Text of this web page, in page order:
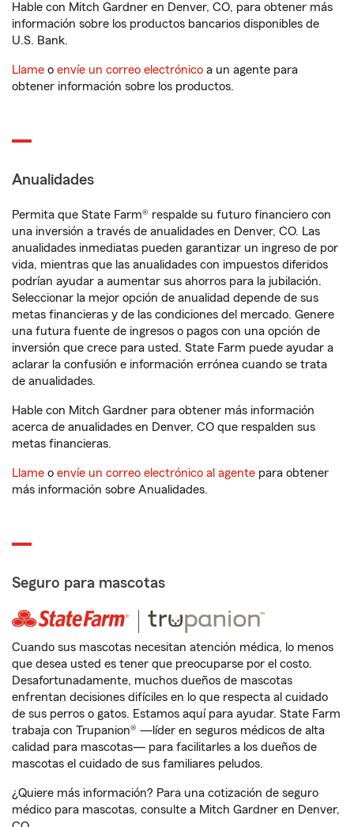
Hable con Mitch Gardner en Denver, CO, para obtener más
información sobre los productos bancarios disponibles de
U.S. Bank.
Llame o envíe un correo electrónico a un agente para
obtener información sobre los productos.
Anualidades
Permita que State Farm® respalde su futuro financiero con
una inversión a través de anualidades en Denver, CO. Las
anualidades inmediatas pueden garantizar un ingreso de por
vida, mientras que las anualidades con impuestos diferidos
podrían ayudar a aumentar sus ahorros para la jubilación.
Seleccionar la mejor opción de anualidad depende de sus
metas financieras y de las condiciones del mercado. Genere
una futura fuente de ingresos o pagos con una opción de
inversión que crece para usted. State Farm puede ayudar a
aclarar la confusión e información errónea cuando se trata
de anualidades.
Hable con Mitch Gardner para obtener más información
acerca de anualidades en Denver, CO que respalden sus
metas financieras.
Llame o envíe un correo electrónico al agente para obtener
más información sobre Anualidades.
Seguro para mascotas
Cuando sus mascotas necesitan atención médica, lo menos
que desea usted es tener que preocuparse por el costo.
Desafortunadamente, muchos dueños de mascotas
enfrentan decisiones difíciles en lo que respecta al cuidado
de sus perros o gatos. Estamos aquí para ayudar. State Farm
trabaja con Trupanion® —líder en seguros médicos de alta
calidad para mascotas— para facilitarles a los dueños de
mascotas el cuidado de sus familiares peludos.
¿Quiere más información? Para una cotización de seguro
médico para mascotas, consulte a Mitch Gardner en Denver,